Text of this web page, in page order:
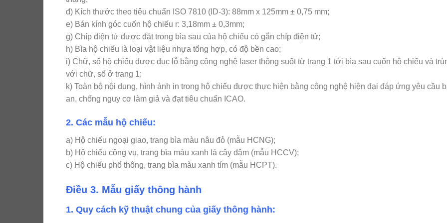
đ) Kích thước theo tiêu chuẩn ISO 7810 (ID-3): 88mm x 125mm ± 0,75 mm;
e) Bán kính góc cuốn hộ chiếu r: 3,18mm ± 0,3mm;
g) Chíp điện tử được đặt trong bìa sau của hộ chiếu có gắn chíp điện tử;
h) Bìa hộ chiếu là loại vật liệu nhựa tổng hợp, có độ bền cao;
i) Chữ, số hộ chiếu được đục lỗ bằng công nghệ laser thông suốt từ trang 1 tới bìa sau cuốn hộ chiếu và
với chữ, số ở trang 1;
k) Toàn bộ nội dung, hình ảnh in trong hộ chiếu được thực hiện bằng công nghệ hiện đại đáp ứng yêu cầu
an, chống nguy cơ làm giả và đạt tiêu chuẩn ICAO.
2. Các mẫu hộ chiếu:
a) Hộ chiếu ngoại giao, trang bìa màu nâu đỏ (mẫu HCNG);
b) Hộ chiếu công vụ, trang bìa màu xanh lá cây đậm (mẫu HCCV);
c) Hộ chiếu phổ thông, trang bìa màu xanh tím (mẫu HCPT).
Điều 3. Mẫu giấy thông hành
1. Quy cách kỹ thuật chung của giấy thông hành: